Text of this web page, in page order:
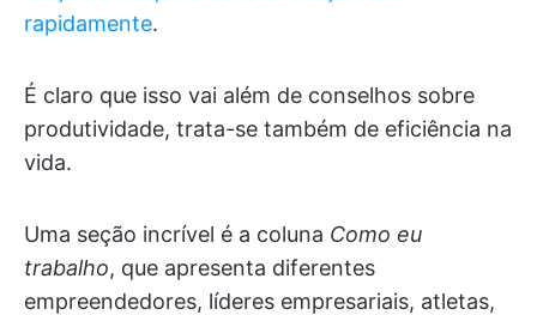
rapidamente.
É claro que isso vai além de conselhos sobre
produtividade, trata-se também de eficiência na
vida.
Uma seção incrível é a coluna Como eu
trabalho, que apresenta diferentes
empreendedores, líderes empresariais, atletas,